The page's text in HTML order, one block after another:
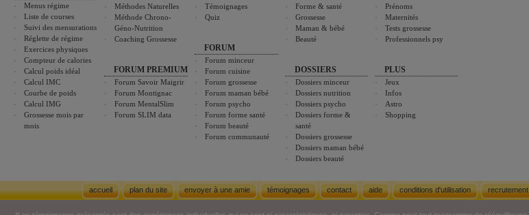
Menus régime
Liste de courses
Suivi des mensurations
Réglette de régime
Exercices physiques
Compteur de calories
Calcul poids idéal
Calcul IMC
Courbe de poids
Calcul IMG
Grossesse mois par
mois
Méthodes Naturelles
Méthode Chrono-
Géno-Nutrition
Coaching Grossesse
FORUM PREMIUM
Forum Savoir Maigrir
Forum Montignac
Forum MentalSlim
Forum SLIM data
Témoignages
Quiz
FORUM
Forum minceur
Forum cuisine
Forum grossesse
Forum maman bébé
Forum psycho
Forum forme santé
Forum beauté
Forum communauté
Forme & santé
Grossesse
Maman & bébé
Beauté
DOSSIERS
Dossiers minceur
Dossiers nutrition
Dossiers psycho
Dossiers forme &
santé
Dossiers grossesse
Dossiers maman bébé
Dossiers beauté
Prénoms
Maternités
Tests grossesse
Professionnels psy
PLUS
Jeux
Infos
Astro
Shopping
accueil plan du site envoyer à une amie témoignages contact aide conditions d'utilisation recrutement